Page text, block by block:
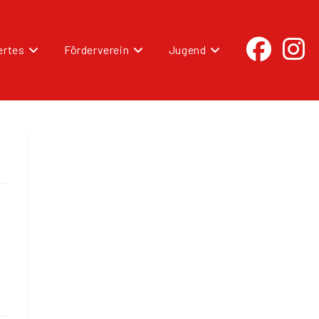
Förderverein Jugend